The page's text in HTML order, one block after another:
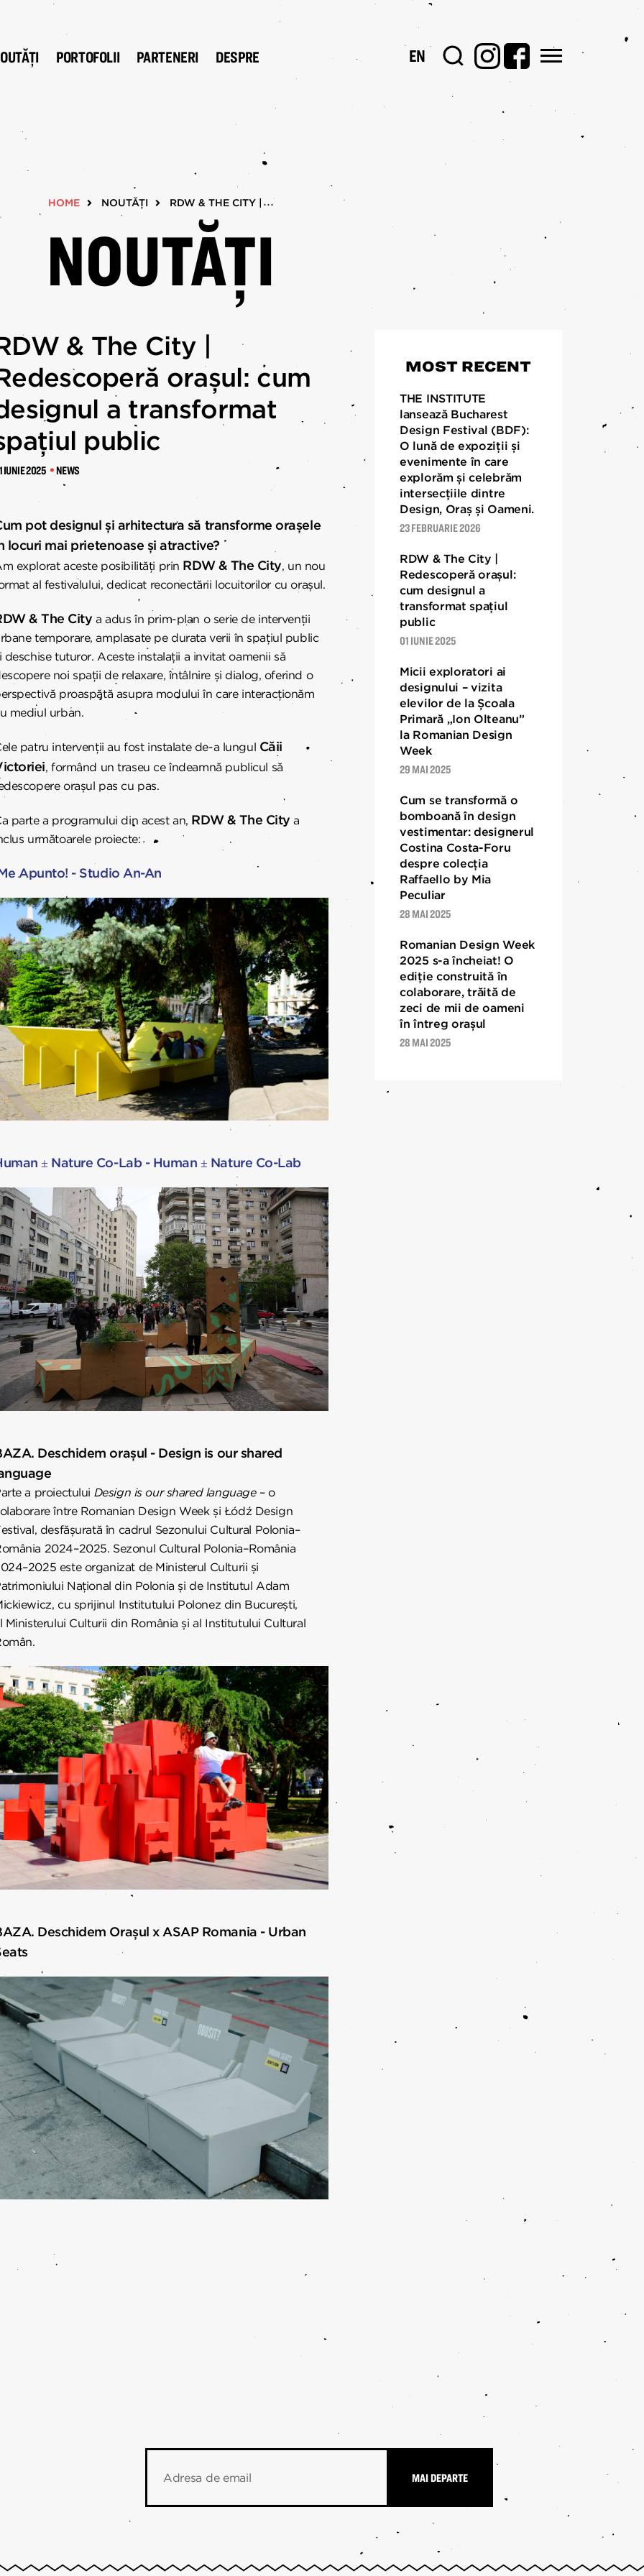
PORTOFOLII PARTENERI DESPRE EN
The City
Flags
Design
Night In
NOUTĂȚI PORTOFOLII
RDW 2024
RDW 2023
RDW 2021
RDW 2020
Ediții 2013 – 2018
HOME NOUTĂȚI RDW & THE CITY | REDESCOPERĂ ORAȘUL: CUM DESIGNUL A TRANSFORMAT SPAȚIUL
NOUTĂȚI
& The City |
orașul: cum
a transformat
public
IUNIE 2025 NEWS
pot designul și arhitectura să transforme orașele
locuri mai prietenoase și atractive?
explorat aceste posibilități prin RDW & The City, un nou
al festivalului, dedicat reconectării locuitorilor cu orașul.
& The City a adus în prim-plan o serie de intervenții
temporare, amplasate pe durata verii în spațiul public
deschise tuturor. Aceste instalații a invitat oamenii să
noi spații de relaxare, întâlnire și dialog, oferind o
proaspătă asupra modului în care interacționăm
mediul urban.
patru intervenții au fost instalate de-a lungul Căii
, formând un traseu ce îndeamnă publicul să
orașul pas cu pas.
parte a programului din acest an, RDW & The City a
următoarele proiecte:
Apunto! - Studio An-An
± Nature Co-Lab - Human ± Nature Co-Lab
Deschidem orașul - Design is our shared
a proiectului Design is our shared language– o
între Romanian Design Week și Łódź Design
desfășurată în cadrul Sezonului Cultural Polonia–
2024–2025. Sezonul Cultural Polonia–România
este organizat de Ministerul Culturii și
Național din Polonia și de Institutul Adam
cu sprijinul Institutului Polonez din București,
Ministerului Culturii din România și al Institutului Cultural
Deschidem Orașul x ASAP Romania - Urban
MOST RECENT
THE INSTITUTE
lansează Bucharest
Design Festival (BDF):
O lună de expoziții și
evenimente în care
explorăm și celebrăm
intersecțiile dintre
Design, Oraș și Oameni.
23 FEBRUARIE 2026
RDW & The City |
Redescoperă orașul:
cum designul a
transformat spațiul
public
01 IUNIE 2025
Micii exploratori ai
designului – vizita
elevilor de la Școala
Primară „Ion Olteanu”
la Romanian Design
Week
29 MAI 2025
Cum se transformă o
bomboană în design
vestimentar: designerul
Costina Costa-Foru
despre colecția
Raffaello by Mia
Peculiar
28 MAI 2025
Romanian Design Week
2025 s-a încheiat! O
ediție construită în
colaborare, trăită de
zeci de mii de oameni
în întreg orașul
28 MAI 2025
Adresa de email